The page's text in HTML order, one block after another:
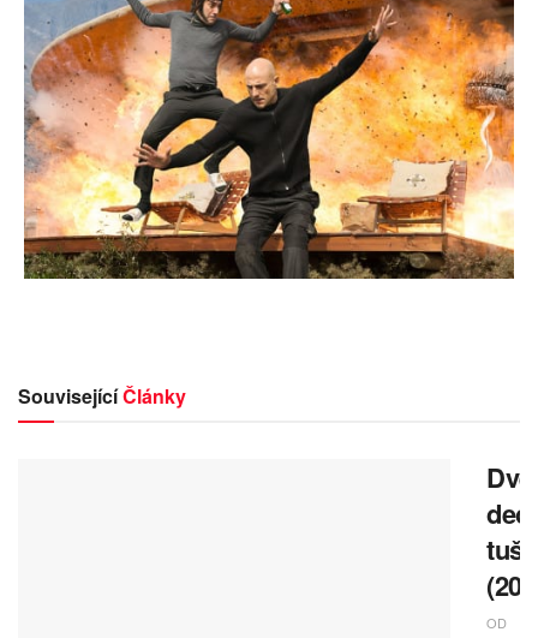
SouvisejícíČlánky
Dvě
deci
tuše
OD